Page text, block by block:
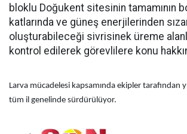
bloklu Doğukent sitesinin tamamının
katlarında ve güneş enerjilerinden
oluşturabileceği sivrisinek üreme
kontrol edilerek görevlilere konu
Larva mücadelesi kapsamında ekipler tarafından
tüm il genelinde sürdürülüyor.